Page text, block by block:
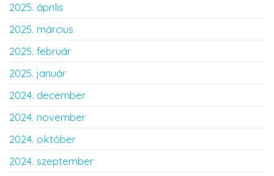
2025. április
2025. március
2025. február
2025. január
2024. december
2024. november
2024. október
2024. szeptember